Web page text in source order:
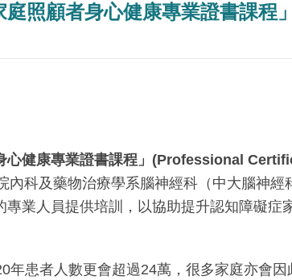
照顧者身心健康專業證書課程
心健康專業證書課程」(Professional
內科及藥物治療學系腦神經科（中大腦神
業人員提供培訓，以協助提升認知障礙症
年患者人數更會超過24萬，很多家庭亦會